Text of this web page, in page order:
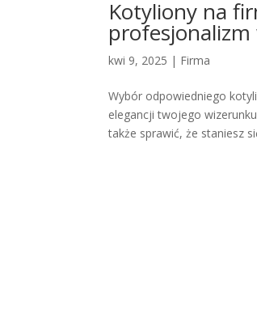
Kotyliony na
kwi 9, 2025 | Firma
Wybór odpowiedniego
elegancji twojego
także sprawić, że staniesz